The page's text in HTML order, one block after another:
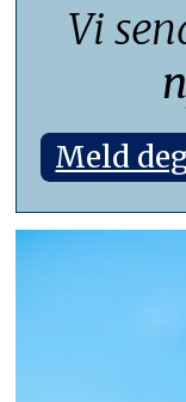
Vi
Meld